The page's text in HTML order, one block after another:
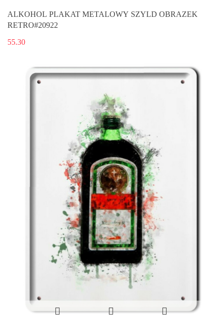
ALKOHOL PLAKAT METALOWY SZYLD OBRAZEK
RETRO#20922
55.30